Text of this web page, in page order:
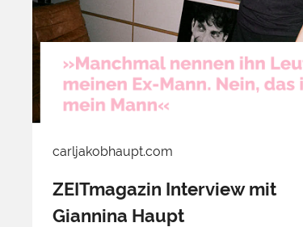
carljakobhaupt.com
ZEITmagazin Interview mit
Giannina Haupt